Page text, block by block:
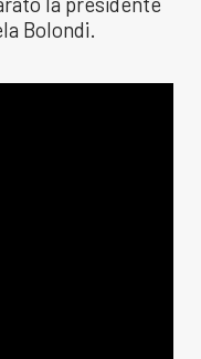
Bolondi.